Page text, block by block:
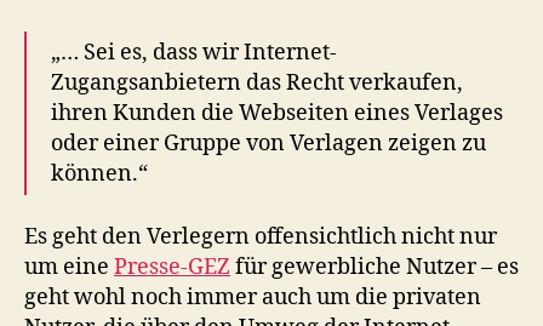
„… Sei es, dass wir Internet-
Zugangsanbietern das Recht verkaufen,
ihren Kunden die Webseiten eines Verlages
oder einer Gruppe von Verlagen zeigen zu
können.“
Es geht den Verlegern offensichtlich nicht nur
um eine Presse-GEZ für gewerbliche Nutzer – es
geht wohl noch immer auch um die privaten